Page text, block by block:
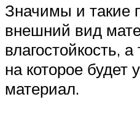
Значимы и такие
внешний вид
влагостойкость,
на которое будет
материал.